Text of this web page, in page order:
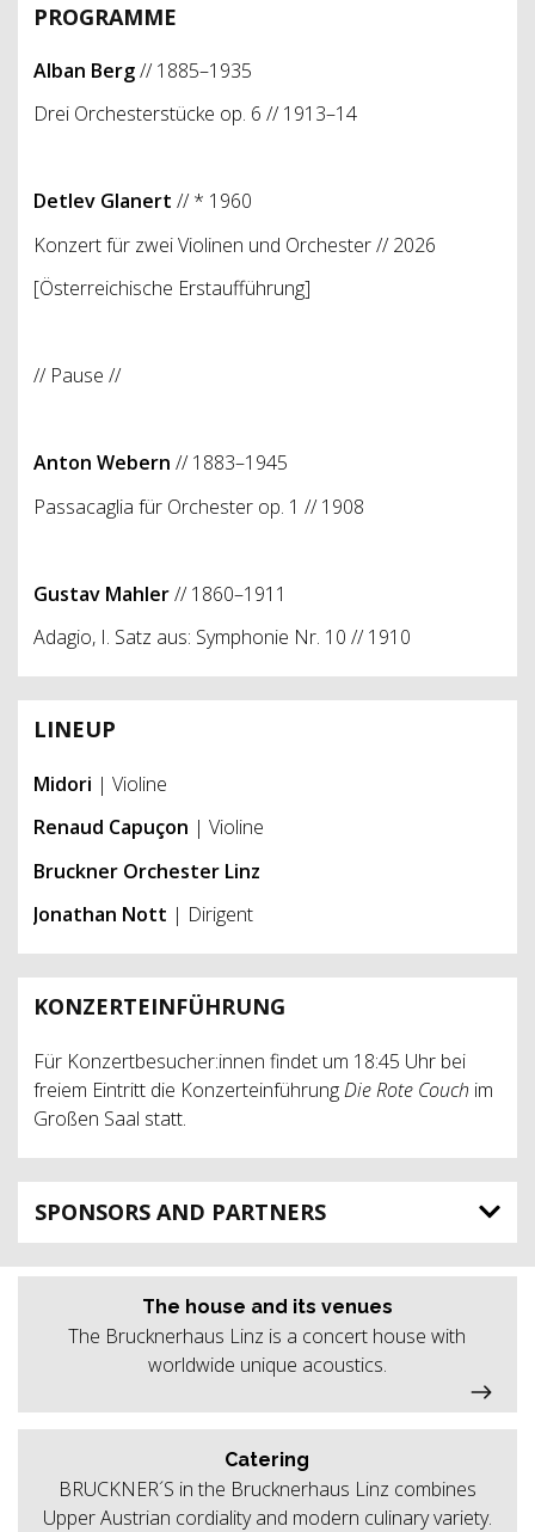
PROGRAMME
Alban Berg// 1885–1935
Drei Orchesterstücke op. 6 // 1913–14
Detlev Glanert // * 1960
Konzert für zwei Violinen und Orchester // 2026
[Österreichische Erstaufführung]
// Pause //
Anton Webern // 1883–1945
Passacaglia für Orchester op. 1 // 1908
Gustav Mahler// 1860–1911
Adagio, I. Satz aus: Symphonie Nr. 10 // 1910
LINEUP
Midori | Violine
Renaud Capuçon | Violine
Bruckner Orchester Linz
Jonathan Nott | Dirigent
KONZERTEINFÜHRUNG
Für Konzertbesucher:innen findet um 18:45 Uhr bei
freiem Eintritt die KonzerteinführungDie Rote Couch im
Großen Saal statt.
SPONSORS AND PARTNERS
The house and its venues
The Brucknerhaus Linz is a concert house with
worldwide unique acoustics.
Catering
BRUCKNER´S in the Brucknerhaus Linz combines
Upper Austrian cordiality and modern culinary variety.